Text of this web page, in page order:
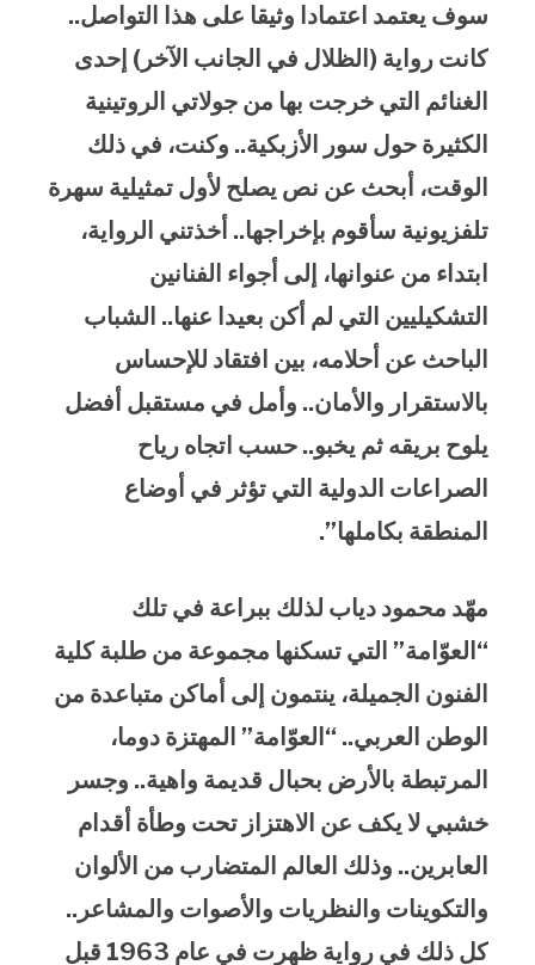
سوف يعتمد اعتمادا وثيقا على هذا التواصل..
كانت رواية (الظلال في الجانب الآخر) إحدى
الغنائم التي خرجت بها من جولاتي الروتينية
الكثيرة حول سور الأزبكية.. وكنت، في ذلك
الوقت، أبحث عن نص يصلح لأول تمثيلية سهرة
تلفزيونية سأقوم بإخراجها.. أخذتني الرواية،
ابتداء من عنوانها، إلى أجواء الفنانين
التشكيليين التي لم أكن بعيدا عنها.. الشباب
الباحث عن أحلامه، بين افتقاد للإحساس
بالاستقرار والأمان.. وأمل في مستقبل أفضل
يلوح بريقه ثم يخبو.. حسب اتجاه رياح
الصراعات الدولية التي تؤثر في أوضاع
المنطقة بكاملها”.
مهّد محمود دياب لذلك ببراعة في تلك
“العوّامة” التي تسكنها مجموعة من طلبة كلية
الفنون الجميلة، ينتمون إلى أماكن متباعدة من
الوطن العربي.. “العوّامة” المهتزة دوما،
المرتبطة بالأرض بحبال قديمة واهية.. وجسر
خشبي لا يكف عن الاهتزاز تحت وطأة أقدام
العابرين.. وذلك العالم المتضارب من الألوان
والتكوينات والنظريات والأصوات والمشاعر..
كل ذلك في رواية ظهرت في عام 1963 قبل